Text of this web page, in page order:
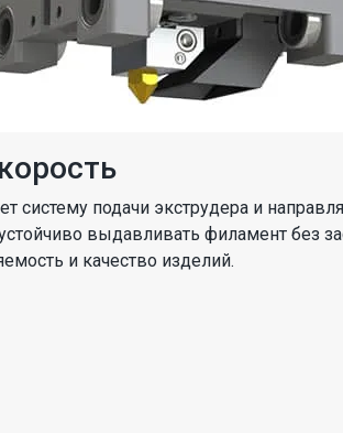
систему подачи экструдера и
выдавливать филамент без
и качество изделий.